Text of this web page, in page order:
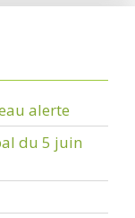
alerte
du 5 juin